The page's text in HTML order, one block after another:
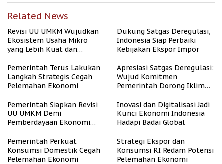
Related News
Revisi UU UMKM Wujudkan
Ekosistem Usaha Mikro
yang Lebih Kuat dan
Dukung Satgas Deregulasi,
Indonesia Siap Perbaiki
Kebijakan Ekspor Impor
Pemerintah Terus Lakukan
Langkah Strategis Cegah
Pelemahan Ekonomi
Apresiasi Satgas Deregulasi:
Wujud Komitmen
Pemerintah Dorong Iklim
Pemerintah Siapkan Revisi
UU UMKM Demi
Pemberdayaan Ekonomi
Inovasi dan Digitalisasi Jadi
Kunci Ekonomi Indonesia
Hadapi Badai Global
Pemerintah Perkuat
Konsumsi Domestik Cegah
Pelemahan Ekonomi
Strategi Ekspor dan
Konsumsi RI Redam Potensi
Pelemahan Ekonomi